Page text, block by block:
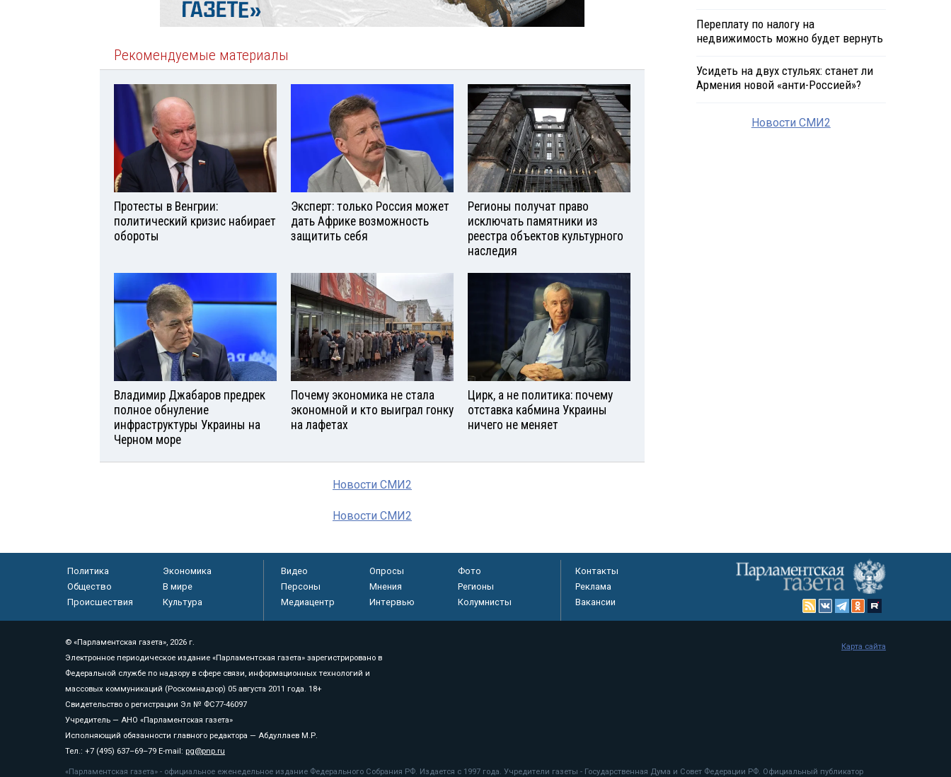
Рекомендуемые материалы
Протесты в Венгрии:
политический кризис набирает
обороты
Эксперт: только Россия может
дать Африке возможность
защитить себя
Регионы получат право
исключать памятники из
реестра объектов культурного
наследия
Владимир Джабаров предрек
полное обнуление
инфраструктуры Украины на
Черном море
Почему экономика не стала
экономной и кто выиграл гонку
на лафетах
Цирк, а не политика: почему
отставка кабмина Украины
ничего не меняет
Новости СМИ2
Новости СМИ2
Переплату по налогу на
недвижимость можно будет вернуть
Усидеть на двух стульях: станет ли
Армения новой «анти-Россией»?
Новости СМИ2
Политика
Экономика
Общество
В мире
Происшествия
Культура
Видео Опросы
Фото
Персоны
Мнения
Регионы
Медиацентр
Интервью Колумнисты
Контакты
Реклама
Вакансии
© «Парламентская газета», 2026 г.
Электронное периодическое издание «Парламентская газета» зарегистрировано в
Федеральной службе по надзору в сфере связи, информационных технологий и
массовых коммуникаций (Роскомнадзор) 05 августа 2011 года. 18+
Свидетельство о регистрации Эл № ФС77-46097
Учредитель — АНО «Парламентская газета»
Исполняющий обязанности главного редактора — Абдуллаев М.Р.
Тел.: +7 (495) 637–69–79 E-mail: pg@pnp.ru
«Парламентская газета» - официальное еженедельное издание Федерального Собрания РФ. Издается с 1997 года. Учредители газеты - Государственная Дума и Совет Федерации РФ. Официальный публикатор
Карта сайта